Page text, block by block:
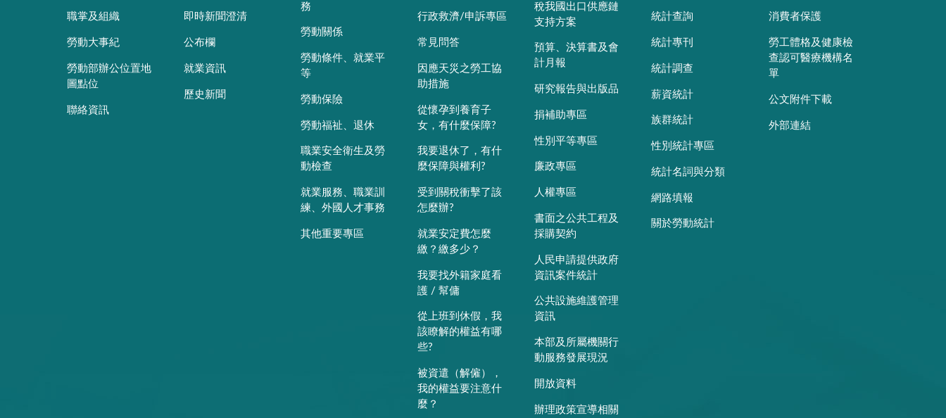
職掌及組織
勞動大事紀
勞動部辦公位置地
圖點位
聯絡資訊
即時新聞澄清
公布欄
就業資訊
歷史新聞
務
勞動關係
勞動條件、就業平
等
勞動保險
勞動福祉、退休
職業安全衛生及勞
動檢查
就業服務、職業訓
練、外國人才事務
其他重要專區
行政救濟/申訴專區
常見問答
因應天災之勞工協
助措施
從懷孕到養育子
女，有什麼保障?
我要退休了，有什
麼保障與權利?
受到關稅衝擊了該
怎麼辦?
就業安定費怎麼
繳？繳多少？
我要找外籍家庭看
護 / 幫傭
從上班到休假，我
該瞭解的權益有哪
些?
被資遣（解僱），
我的權益要注意什
麼？
稅我國出口供應鏈
支持方案
預算、決算書及會
計月報
研究報告與出版品
捐補助專區
性別平等專區
廉政專區
人權專區
書面之公共工程及
採購契約
人民申請提供政府
資訊案件統計
公共設施維護管理
資訊
本部及所屬機關行
動服務發展現況
開放資料
辦理政策宣導相關
統計查詢
統計專刊
統計調查
薪資統計
族群統計
性別統計專區
統計名詞與分類
網路填報
關於勞動統計
消費者保護
勞工體格及健康檢
查認可醫療機構名
單
公文附件下載
外部連結